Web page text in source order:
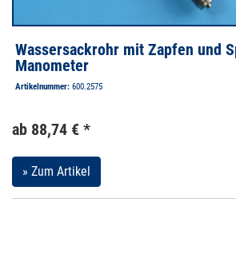
Wassersackrohr mit Zapfen und
Manometer
Artikelnummer: 600.2575
ab 88,74 € *
» Zum Artikel